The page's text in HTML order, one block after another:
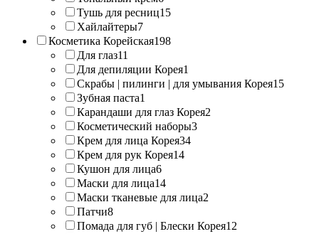
Тушь для ресниц15
Хайлайтеры7
Косметика Корейская198
Для глаз11
Для депиляции Корея1
Скрабы | пилинги | для умывания Корея15
Зубная паста1
Карандаши для глаз Корея2
Косметический наборы3
Крем для лица Корея34
Крем для рук Корея14
Кушон для лица6
Маски для лица14
Маски тканевые для лица2
Патчи8
Помада для губ | Блески Корея12